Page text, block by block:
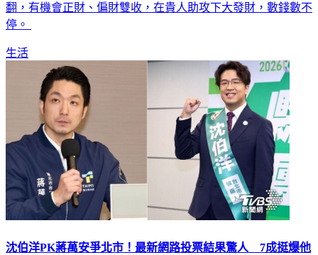
翻，有機會正財、偏財雙收，在貴人助攻下大發財，數錢數不
停。
生活
沈伯洋PK蔣萬安爭北市！最新網路投票結果驚人 7成挺爆他